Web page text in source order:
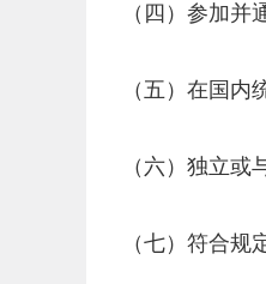
（四）参加并
（五）在国内
（六）独立或
（七）符合规